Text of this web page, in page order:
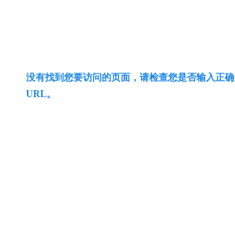
没有找到您要访问的页面，请检查您是否输入正确
URL。